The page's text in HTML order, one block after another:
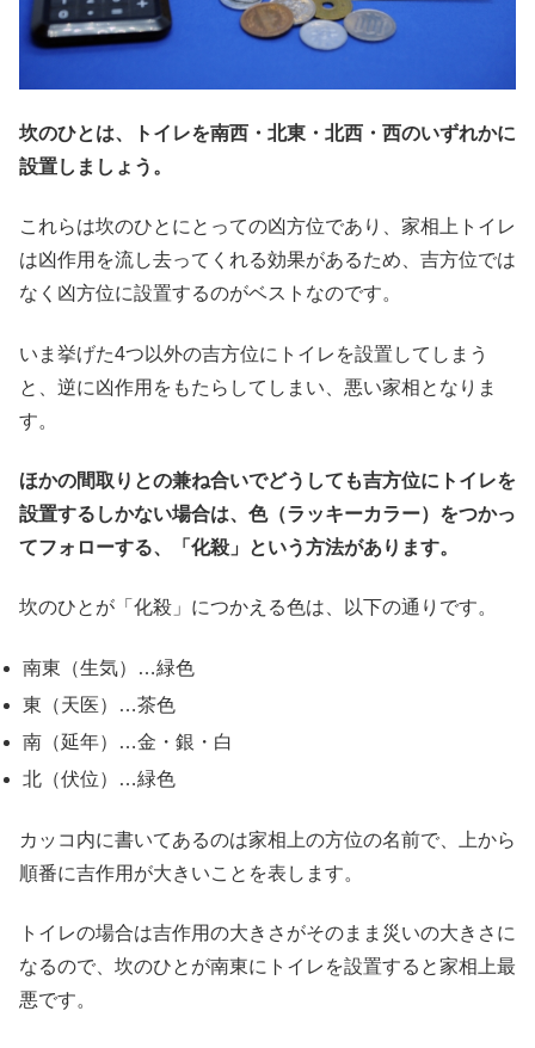
坎のひとは、トイレを南西・北東・北西・西のいずれかに
設置しましょう。
これらは坎のひとにとっての凶方位であり、家相上トイレ
は凶作用を流し去ってくれる効果があるため、吉方位では
なく凶方位に設置するのがベストなのです。
いま挙げた4つ以外の吉方位にトイレを設置してしまう
と、逆に凶作用をもたらしてしまい、悪い家相となりま
す。
ほかの間取りとの兼ね合いでどうしても吉方位にトイレを
設置するしかない場合は、色（ラッキーカラー）をつかっ
てフォローする、「化殺」という方法があります。
坎のひとが「化殺」につかえる色は、以下の通りです。
南東（生気）…緑色
東（天医）…茶色
南（延年）…金・銀・白
北（伏位）…緑色
カッコ内に書いてあるのは家相上の方位の名前で、上から
順番に吉作用が大きいことを表します。
トイレの場合は吉作用の大きさがそのまま災いの大きさに
なるので、坎のひとが南東にトイレを設置すると家相上最
悪です。